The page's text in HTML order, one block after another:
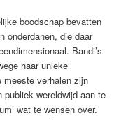
boodschap bevatten
onderdanen, die daar
Bandi’s
haar unieke
verhalen zijn
publiek wereldwijd aan te
wat te wensen over.